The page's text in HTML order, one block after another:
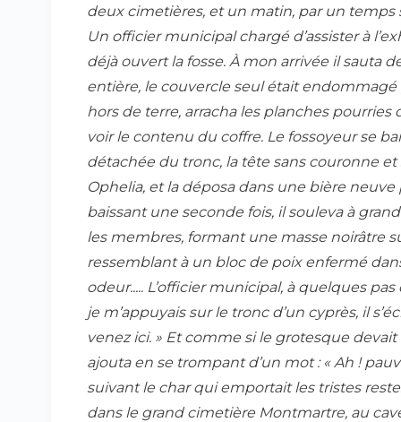
deux cimetières, et un matin, par un temps
Un officier municipal chargé d’assister à
déjà ouvert la fosse. À mon arrivée il sauta
entière, le couvercle seul était endommagé
hors de terre, arracha les planches
voir le contenu du coffre. Le fossoyeur se
détachée du tronc, la tête sans couronne
Ophelia, et la déposa dans une bière
baissant une seconde fois, il souleva à
les membres, formant une masse noirâtre
ressemblant à un bloc de poix enfermé
odeur..... L’officier municipal, à quelques
je m’appuyais sur le tronc d’un cyprès, il
venez ici. » Et comme si le grotesque
ajouta en se trompant d’un mot : « Ah !
suivant le char qui emportait les tristes
dans le grand cimetière Montmartre, au